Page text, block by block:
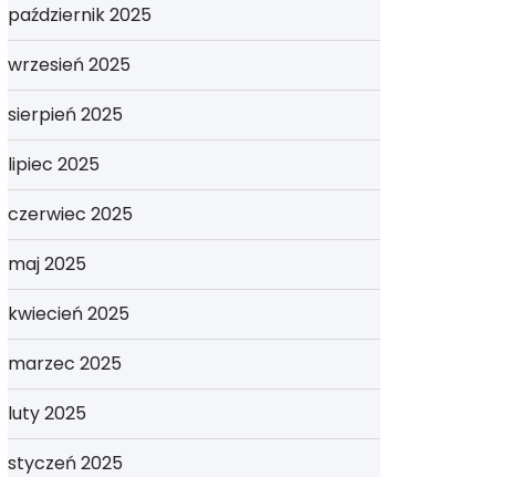
październik 2025
wrzesień 2025
sierpień 2025
lipiec 2025
czerwiec 2025
maj 2025
kwiecień 2025
marzec 2025
luty 2025
styczeń 2025